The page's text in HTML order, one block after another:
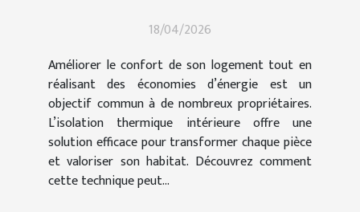
18/04/2026
Améliorer le confort de son logement tout en
réalisant des économies d’énergie est un
objectif commun à de nombreux propriétaires.
L’isolation thermique intérieure offre une
solution efficace pour transformer chaque pièce
et valoriser son habitat. Découvrez comment
cette technique peut...